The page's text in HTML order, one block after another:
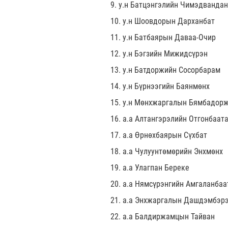
9. у.н Батцэнгэлийн Чимэдвандан
10. у.н Шоовдорын Дарханбат
11. у.н Батбаярын Даваа-Очир
12. у.н Бэгзийн Мижидсүрэн
13. у.н Батдоржийн Сосорбарам
14. у.н Бүрнээгийн Баянмөнх
15. у.н Мөнхжаргалын Бямбадорж
16. а.а Алтангэрэлийн
17. а.а Өрнөхбаярын Сүхбат
18. а.а Чулуунтөмөрийн Энхмөнх
19. а.а Улагпан Береке
20. а.а Нямсүрэнгийн
21. а.а Энхжаргалын
22. а.а Балдиржамцын Тайван